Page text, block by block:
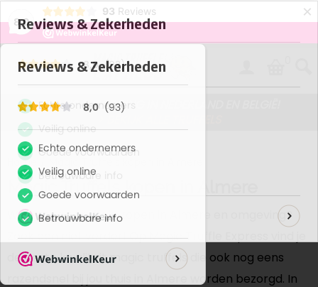
8,0
93 Reviews ×
GRATIS BEZORGING IN NEDERLAND EN BELGIË!
Home
Magic Truffels kopen in Almere
Wil je magic truffels kopen in Almere en omgeving?
Zoek dan niet verder! Op Magic Truffle Express vind je
de beste kwaliteit magic truffels die ook nog eens
razendsnel bij jou thuis in Almere worden bezorgd. In